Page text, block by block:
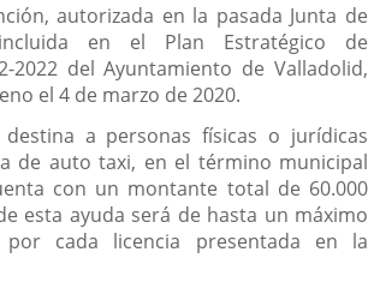
autorizada en la pasada Junta de
en el Plan Estratégico de
2022 del Ayuntamiento de Valladolid,
el 4 de marzo de 2020.
a personas físicas o jurídicas
de auto taxi, en el término municipal
con un montante total de 60.000
esta ayuda será de hasta un máximo
cada licencia presentada en la